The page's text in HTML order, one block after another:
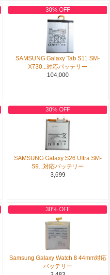
30% OFF
SAMSUNG Galaxy Tab S11 SM-
X730...対応バッテリー
104,000
30% OFF
SAMSUNG Galaxy S26 Ultra SM-
S9...対応バッテリー
3,699
30% OFF
Samsung Galaxy Watch 8 44mm対応
バッテリー